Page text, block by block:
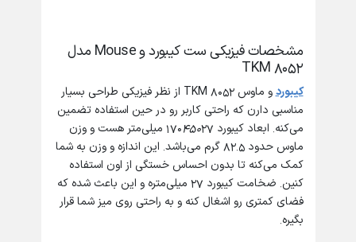
مشخصات فیزیکی ست کیبورد و Mouse مدل
TKM 8052
کیبورد
و ماوس TKM 8052 از نظر فیزیکی طراحی بسیار
مناسبی دارن که راحتی کاربر رو در حین استفاده تضمین
می‌کنه. ابعاد کیبورد 170
450
27 میلی‌متر هست و وزن
ماوس حدود 82.5 گرم می‌باشد. این اندازه و وزن به شما
کمک می‌کنه تا بدون احساس خستگی از اون استفاده
کنین. ضخامت کیبورد 27 میلی‌متره و این باعث شده که
فضای کمتری رو اشغال کنه و به راحتی روی میز شما قرار
بگیره.